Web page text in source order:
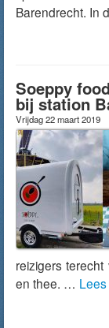
Barendrecht. In
Soeppy
bij station
Vrijdag 22 maart 2019
reizigers
en thee. …